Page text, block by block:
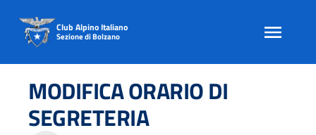
content
Club Alpino Italiano
Sezione di Bolzano
MODIFICA ORARIO DI
SEGRETERIA